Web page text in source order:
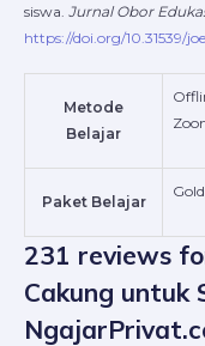
siswa. Jurnal Obor
https://doi.org/10.31539/
Metode
Belajar
Paket Belajar
231 reviews
Cakung untuk